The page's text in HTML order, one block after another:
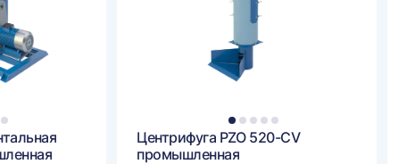
5 1 2 3 4 5
Центрифуга PZO 520-CV
промышленная